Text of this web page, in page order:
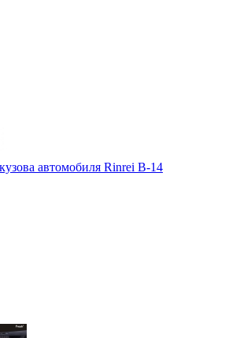
автомобиля Rinrei B-14